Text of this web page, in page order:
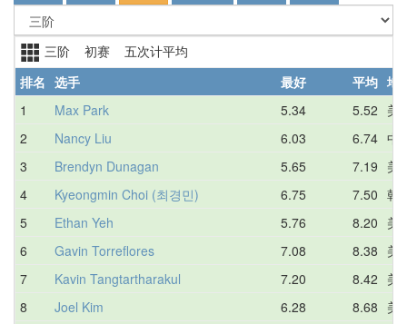
三阶 初赛 五次计平均
排名 选手 最好 平均 地
1
Max Park 5.34 5.52 美
2
Nancy Liu 6.03 6.74 中
3
Brendyn Dunagan 5.65 7.19 美
4
Kyeongmin Choi (최경민) 6.75 7.50 韩
5
Ethan Yeh 5.76 8.20 美
6
Gavin Torreflores 7.08 8.38 美
7
Kavin Tangtartharakul 7.20 8.42 美
8
Joel Kim 6.28 8.68 美